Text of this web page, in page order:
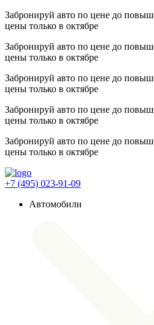
Забронируй авто по цене до
цены только в октябре
Забронируй авто по цене до
цены только в октябре
Забронируй авто по цене до
цены только в октябре
Забронируй авто по цене до
цены только в октябре
Забронируй авто по цене до
цены только в октябре
+7 (495) 023-91-09
Автомобили